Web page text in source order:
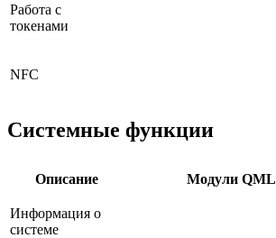
Работа с
токенами
NFC
Системные функции
Описание Модули QML
Информация о
системе